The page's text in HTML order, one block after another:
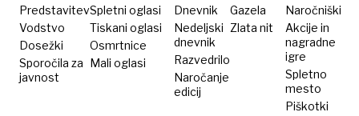
Predstavitev
Vodstvo
Dosežki
Sporočila za
javnost
Spletni oglasi
Tiskani oglasi
Osmrtnice
Mali oglasi
Dnevnik
Nedeljski
dnevnik
Razvedrilo
Naročanje
edicij
Gazela
Zlata nit
Naročniški
Akcije in
nagradne
igre
Spletno
mesto
Piškotki